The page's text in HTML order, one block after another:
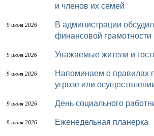
и членов их семей
9 июня 2026
В администрации обсудили вопросы
финансовой грамотности
9 июня 2026 Уважаемые жители и
9 июня 2026
Напоминаем о правилах поведения при
угрозе или
9 июня 2026 День социального
8 июня 2026 Еженедельная планерка